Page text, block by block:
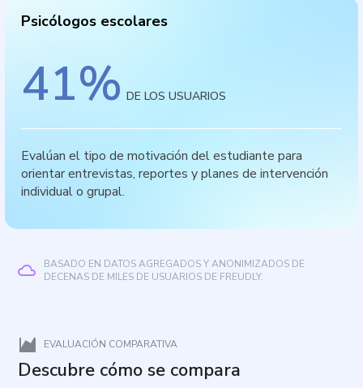
Psicólogos escolares
41% DE LOS USUARIOS
Evalúan el tipo de motivación del estudiante para
orientar entrevistas, reportes y planes de intervención
individual o grupal.
BASADO EN DATOS AGREGADOS Y ANONIMIZADOS DE
DECENAS DE MILES DE USUARIOS DE FREUDLY.
EVALUACIÓN COMPARATIVA
Descubre cómo se compara